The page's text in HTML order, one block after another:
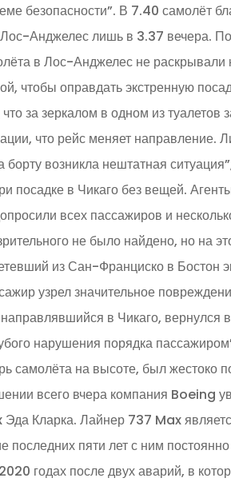
безопасности”. В 7.40 самолёт
Анджелес лишь в 3.37 вечера.
в Лос-Анджелес не
чтобы оправдать экстренную
за зеркалом в одном из
что рейс меняет направление.
борту возникла нештатная
посадке в Чикаго без вещей.
всех пассажиров и
не было найдено, но на
из Сан-Франциско в Бостон
узрел значительное
в Чикаго, вернулся
нарушения порядка
самолёта на высоте, был
всего вчера компания Boeing
Эда Кларка. Лайнер 737 Max
последних пяти лет с ним
годах после двух аварий, в